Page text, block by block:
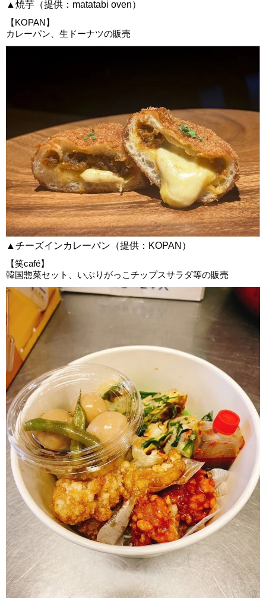
▲焼芋（提供：matatabi oven）
【KOPAN】
カレーパン、生ドーナツの販売
▲チーズインカレーパン（提供：KOPAN）
【笑café】
韓国惣菜セット、いぶりがっこチップスサラダ等の販売